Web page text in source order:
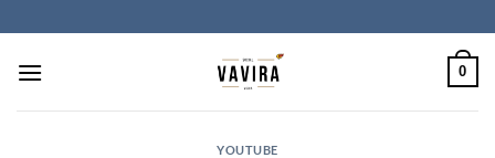
Inhalt
springen
0
YOUTUBE